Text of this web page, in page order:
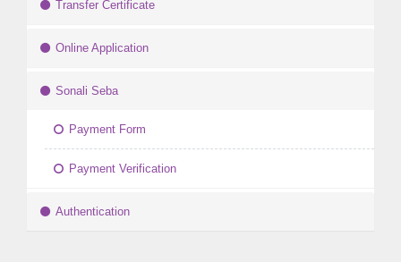
Transfer Certificate
Online Application
Sonali Seba
Payment Form
Payment Verification
Authentication